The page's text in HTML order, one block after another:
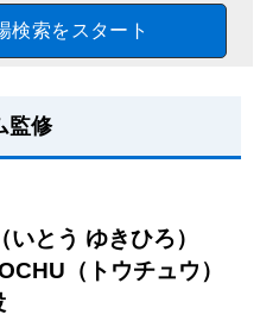
検索をスタート
監修
いとう ゆきひろ）
（トウチュウ）